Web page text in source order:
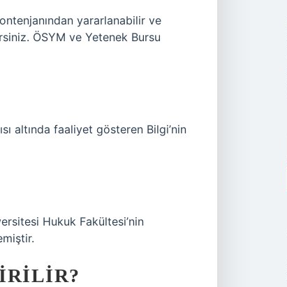
yararlanabilir ve
ÖSYM ve Yetenek Bursu
altında faaliyet gösteren Bilgi’nin
Hukuk Fakültesi’nin